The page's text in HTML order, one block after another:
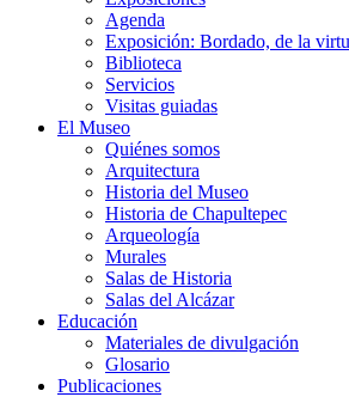
Agenda
Exposición: Bordado, de la
Biblioteca
Servicios
Visitas guiadas
El Museo
Quiénes somos
Arquitectura
Historia del Museo
Historia de Chapultepec
Arqueología
Murales
Salas de Historia
Salas del Alcázar
Educación
Materiales de divulgación
Glosario
Publicaciones